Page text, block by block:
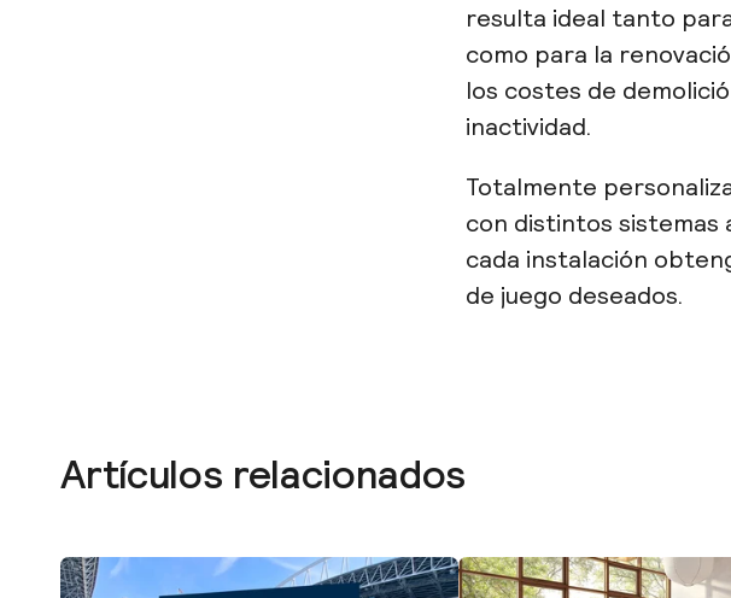
resulta ideal tanto
como para la
los costes de
inactividad.
Totalmente
con distintos sistemas
cada instalación
de juego deseados.
Artículos relacionados